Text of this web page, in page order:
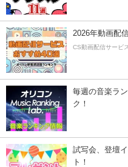
2026年動画配
CS動画配信サービ
毎週の音楽ラ
ク！
試写会、登壇
ト！